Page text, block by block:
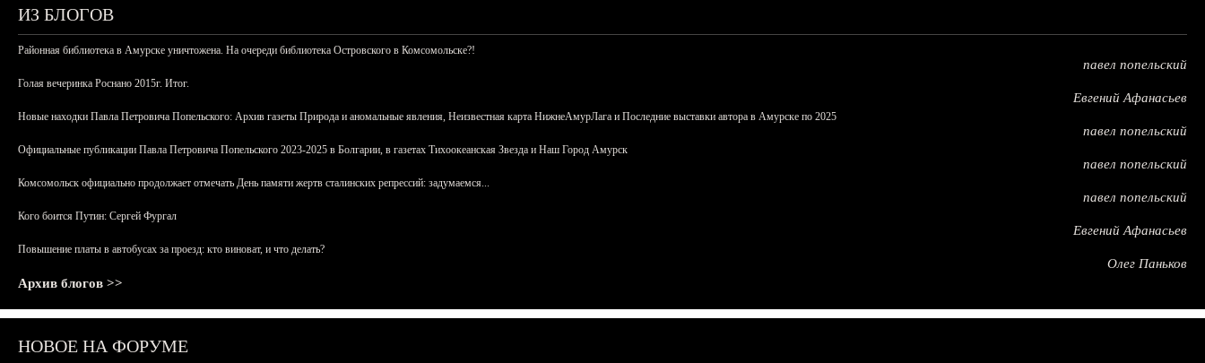
ИЗ БЛОГОВ
Районная библиотека в Амурске уничтожена. На очереди библиотека Островского в Комсомольске?!
павел попельский
Голая вечеринка Роснано 2015г. Итог.
Евгений Афанасьев
Новые находки Павла Петровича Попельского: Архив газеты Природа и аномальные явления, Неизвестная карта НижнеАмурЛага и Последние выставки автора в Амурске по 2025
павел попельский
Официальные публикации Павла Петровича Попельского 2023-2025 в Болгарии, в газетах Тихоокеанская Звезда и Наш Город Амурск
павел попельский
Комсомольск официально продолжает отмечать День памяти жертв сталинских репрессий: задумаемся...
павел попельский
Кого боится Путин: Сергей Фургал
Евгений Афанасьев
Повышение платы в автобусах за проезд: кто виноват, и что делать?
Олег Паньков
Архив блогов >>
НОВОЕ НА ФОРУМЕ